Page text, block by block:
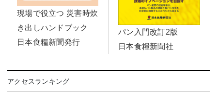
現場で役立つ 災害時炊
き出しハンドブック
日本食糧新聞発行
パン入門改訂2版
日本食糧新聞社
アクセスランキング